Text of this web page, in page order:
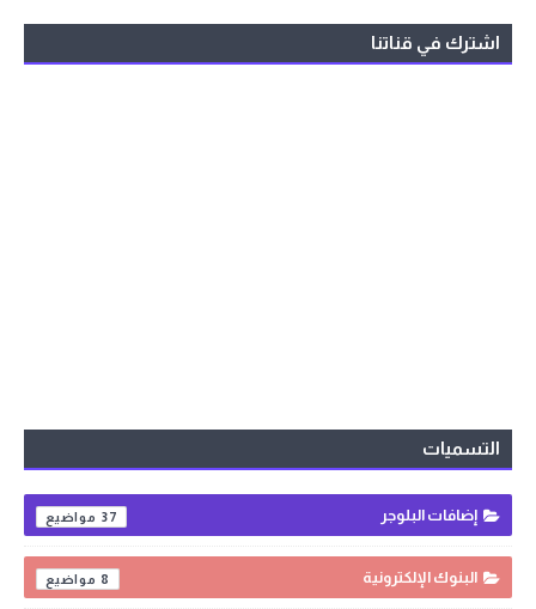
اشترك في قناتنا
التسميات
إضافات البلوجر 37
البنوك الإلكترونية 8